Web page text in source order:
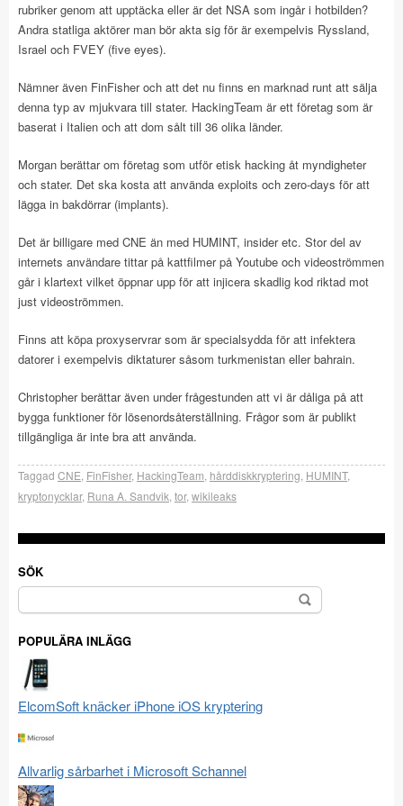
rubriker genom att upptäcka eller är det NSA som ingår i hotbilden?
Andra statliga aktörer man bör akta sig för är exempelvis Ryssland,
Israel och FVEY (five eyes).
Nämner även FinFisher och att det nu finns en marknad runt att sälja
denna typ av mjukvara till stater. HackingTeam är ett företag som är
baserat i Italien och att dom sålt till 36 olika länder.
Morgan berättar om företag som utför etisk hacking åt myndigheter
och stater. Det ska kosta att använda exploits och zero-days för att
lägga in bakdörrar (implants).
Det är billigare med CNE än med HUMINT, insider etc. Stor del av
internets användare tittar på kattfilmer på Youtube och videoströmmen
går i klartext vilket öppnar upp för att injicera skadlig kod riktad mot
just videoströmmen.
Finns att köpa proxyservrar som är specialsydda för att infektera
datorer i exempelvis diktaturer såsom turkmenistan eller bahrain.
Christopher berättar även under frågestunden att vi är dåliga på att
bygga funktioner för lösenordsåterställning. Frågor som är publikt
tillgängliga är inte bra att använda.
Taggad CNE FinFisher, HackingTeam hårddiskkryptering HUMINT,
kryptonycklar, Runa A. Sandvik tor, wikileaks
SÖK
Sök
efter:
POPULÄRA INLÄGG
ElcomSoft knäcker iPhone iOS kryptering
Allvarlig sårbarhet i Microsoft Schannel